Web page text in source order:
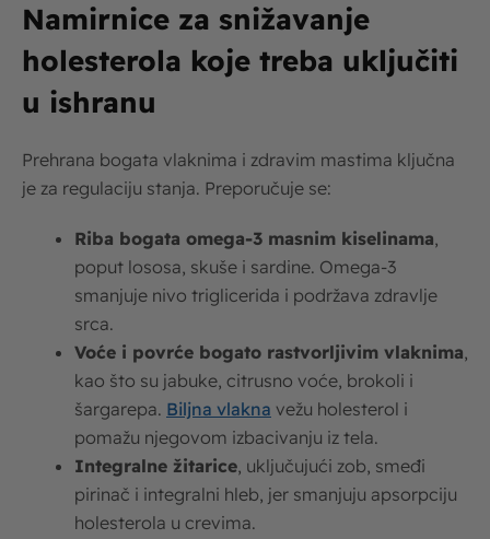
Namirnice za snižavanje
holesterola koje treba uključiti
u ishranu
Prehrana bogata vlaknima i zdravim mastima ključna
je za regulaciju stanja. Preporučuje se:
Riba bogata omega-3 masnim kiselinama,
poput lososa, skuše i sardine. Omega-3
smanjuje nivo triglicerida i podržava zdravlje
srca.
Voće i povrće bogato rastvorljivim vlaknima,
kao što su jabuke, citrusno voće, brokoli i
šargarepa. Biljna vlakna vežu holesterol i
pomažu njegovom izbacivanju iz tela.
Integralne žitarice, uključujući zob, smeđi
pirinač i integralni hleb, jer smanjuju apsorpciju
holesterola u crevima.